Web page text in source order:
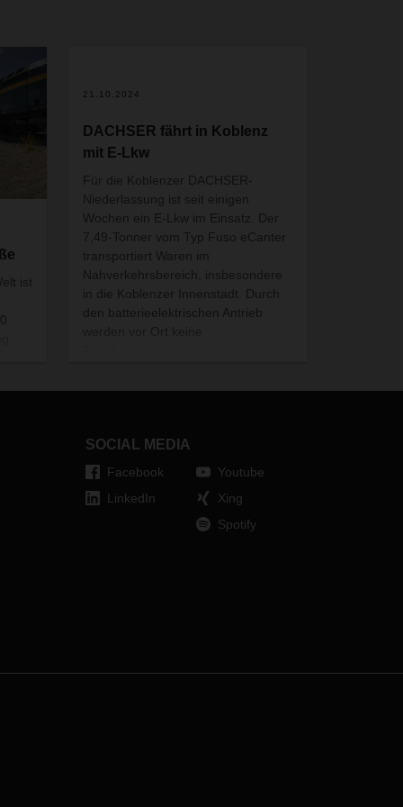
ist
21.10.2024
DACHSER fährt in Koblenz
mit E-Lkw
Für die Koblenzer DACHSER-
Niederlassung ist seit einigen
Wochen ein E-Lkw im Einsatz. Der
7,49-Tonner vom Typ Fuso eCanter
transportiert Waren im
Nahverkehrsbereich, insbesondere
in die Koblenzer Innenstadt. Durch
den batterieelektrischen Antrieb
langfristigen Klimaschutzstrategie
Fahrzeugen für den
Warentransport.
SOCIAL MEDIA
Facebook
LinkedIn
Youtube
Xing
Spotify